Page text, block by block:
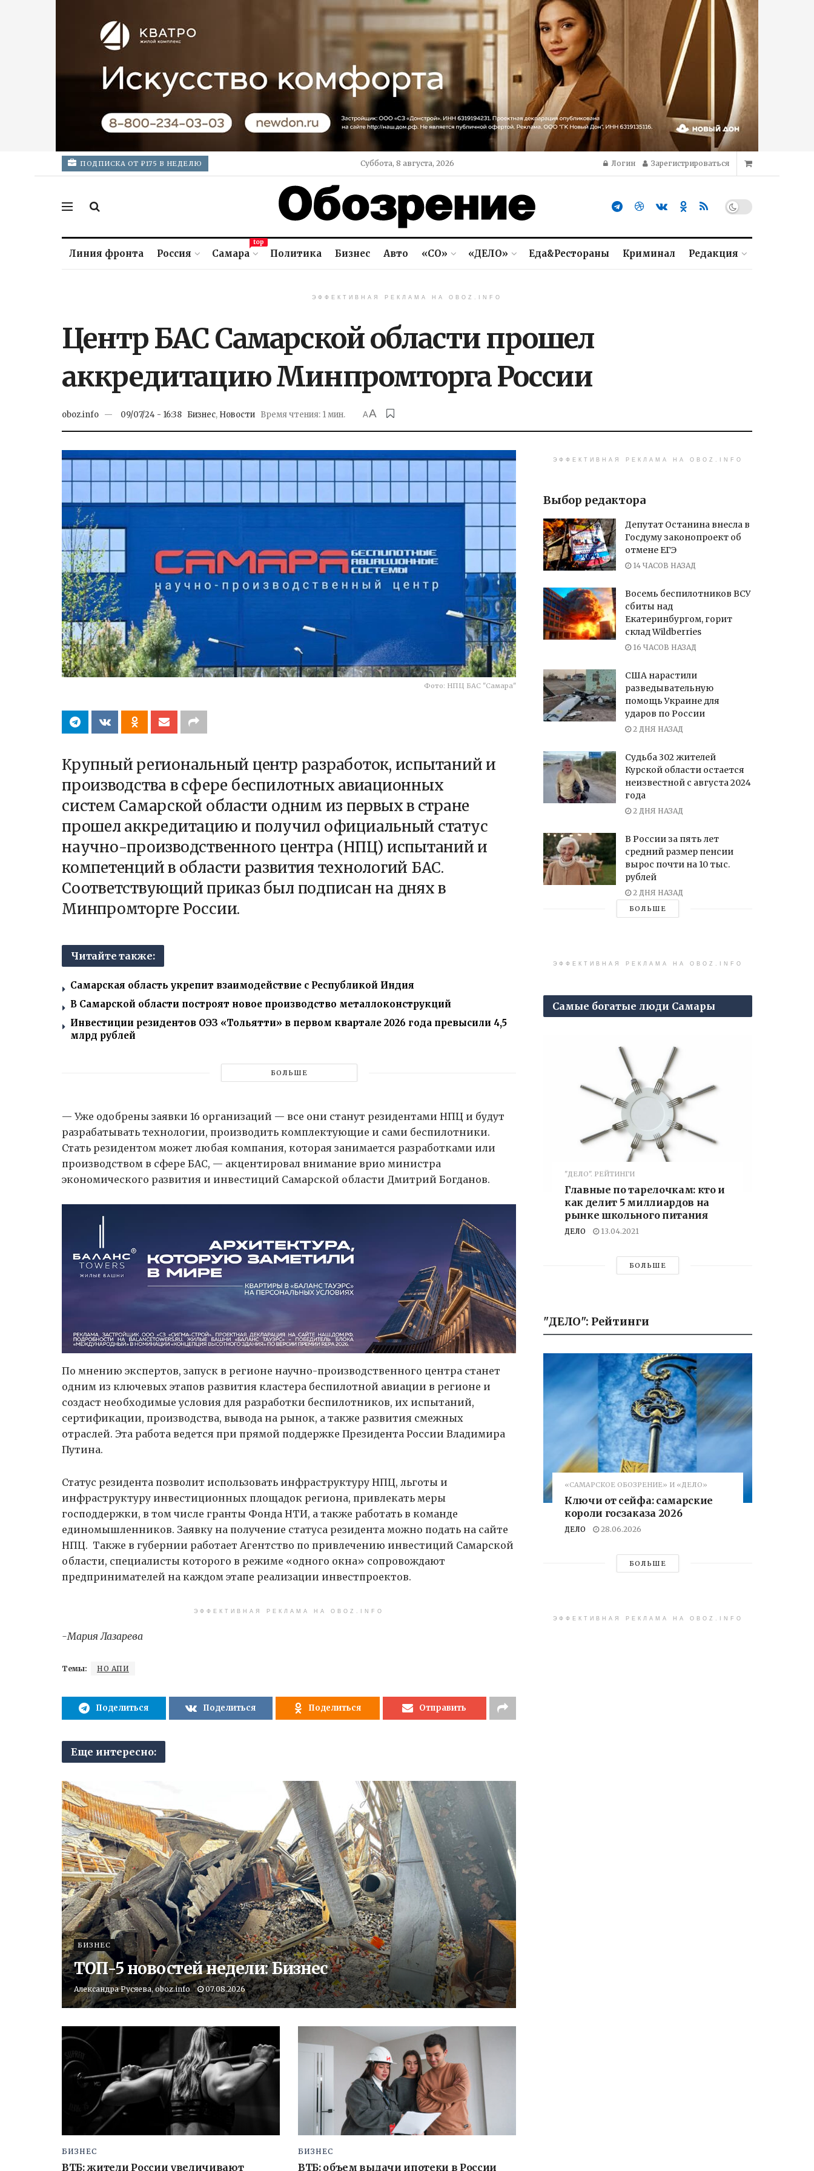
ПОДПИСКА ОТ ₽175 В НЕДЕЛЮ Суббота, 8 августа, 2026 Логин Зарегистрироваться
Линия фронта Россия Самара
top
Политика Бизнес Авто «СО» «ДЕЛО» Еда&Рестораны Криминал Редакция
ЭФФЕКТИВНАЯ РЕКЛАМА НА OBOZ.INFO
Центр БАС Самарской области прошел
аккредитацию Минпромторга России
oboz.info 09/07/24 - 16:38 Бизнес, Новости Время чтения: 1 мин. AA
Фото: НПЦ БАС "Самара"
Крупный региональный центр разработок, испытаний и
производства в сфере беспилотных авиационных
систем Самарской области одним из первых в стране
прошел аккредитацию и получил официальный статус
научно-производственного центра (НПЦ) испытаний и
компетенций в области развития технологий БАС.
Соответствующий приказ был подписан на днях в
Минпромторге России.
Читайте также:
Самарская область укрепит взаимодействие с Республикой Индия
В Самарской области построят новое производство металлоконструкций
Инвестиции резидентов ОЭЗ «Тольятти» в первом квартале 2026 года превысили 4,5
млрд рублей
БОЛЬШЕ
— Уже одобрены заявки 16 организаций — все они станут резидентами НПЦ и будут
разрабатывать технологии, производить комплектующие и сами беспилотники.
Стать резидентом может любая компания, которая занимается разработками или
производством в сфере БАС, — акцентировал внимание врио министра
экономического развития и инвестиций Самарской области Дмитрий Богданов.
По мнению экспертов, запуск в регионе научно-производственного центра станет
одним из ключевых этапов развития кластера беспилотной авиации в регионе и
создаст необходимые условия для разработки беспилотников, их испытаний,
сертификации, производства, вывода на рынок, а также развития смежных
отраслей. Эта работа ведется при прямой поддержке Президента России Владимира
Путина.
Статус резидента позволит использовать инфраструктуру НПЦ, льготы и
инфраструктуру инвестиционных площадок региона, привлекать меры
господдержки, в том числе гранты Фонда НТИ, а также работать в команде
единомышленников. Заявку на получение статуса резидента можно подать на сайте
НПЦ. Также в губернии работает Агентство по привлечению инвестиций Самарской
области, специалисты которого в режиме «одного окна» сопровождают
предпринимателей​ на каждом этапе реализации инвестпроектов.
ЭФФЕКТИВНАЯ РЕКЛАМА НА OBOZ.INFO
-Мария Лазарева
Темы: НО АПИ
Поделиться Поделиться Поделиться Отправить
Еще интересно:
БИЗНЕС
ТОП-5 новостей недели: Бизнес
Александра Русяева, oboz.info 07.08.2026
БИЗНЕС
ВТБ: жители России увеличивают
БИЗНЕС
ВТБ: объем выдачи ипотеки в России
ЭФФЕКТИВНАЯ РЕКЛАМА НА OBOZ.INFO
Выбор редактора
Депутат Останина внесла в
Госдуму законопроект об
отмене ЕГЭ
14 ЧАСОВ НАЗАД
Восемь беспилотников ВСУ
сбиты над
Екатеринбургом, горит
склад Wildberries
16 ЧАСОВ НАЗАД
США нарастили
разведывательную
помощь Украине для
ударов по России
2 ДНЯ НАЗАД
Судьба 302 жителей
Курской области остается
неизвестной с августа 2024
года
2 ДНЯ НАЗАД
В России за пять лет
средний размер пенсии
вырос почти на 10 тыс.
рублей
2 ДНЯ НАЗАД
БОЛЬШЕ
ЭФФЕКТИВНАЯ РЕКЛАМА НА OBOZ.INFO
Самые богатые люди Самары
"ДЕЛО". РЕЙТИНГИ
Главные по тарелочкам: кто и
как делит 5 миллиардов на
рынке школьного питания
ДЕЛО 13.04.2021
БОЛЬШЕ
"ДЕЛО": Рейтинги
«САМАРСКОЕ ОБОЗРЕНИЕ» И «ДЕЛО»
Ключи от сейфа: самарские
короли госзаказа 2026
ДЕЛО 28.06.2026
БОЛЬШЕ
ЭФФЕКТИВНАЯ РЕКЛАМА НА OBOZ.INFO